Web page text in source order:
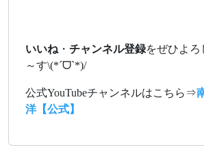
いいね ・ チャンネル登録をぜひよろ
～す\(*ˊᗜˋ*)/
公式YouTubeチャンネルはこちら⇒
洋【公式】